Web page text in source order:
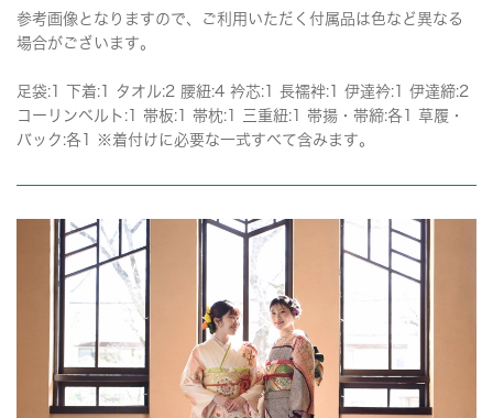
参考画像となりますので、ご利用いただく付属品は色など異なる
場合がございます。
足袋:1 下着:1 タオル:2 腰紐:4 衿芯:1 長襦袢:1 伊達衿:1 伊達締:2
コーリンベルト:1 帯板:1 帯枕:1 三重紐:1 帯揚・帯締:各1 草履・
バック:各1 ※着付けに必要な一式すべて含みます。